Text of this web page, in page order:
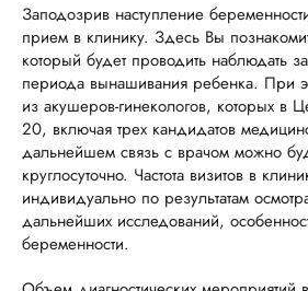
Заподозрив наступление
прием в клинику. Здесь Вы
который будет проводить наблюдать
периода вынашивания ребенка. При
из акушеров-гинекологов, которых в
20, включая трех кандидатов
дальнейшем связь с врачом можно
круглосуточно. Частота визитов в
индивидуально по результатам
дальнейших исследований,
беременности.